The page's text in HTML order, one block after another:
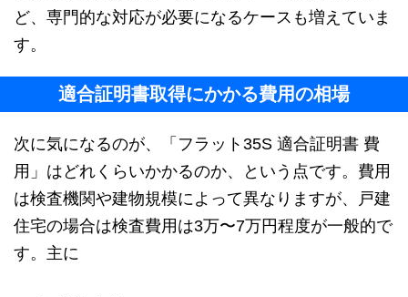
ど、専門的な対応が必要になるケースも増えていま
す。
適合証明書取得にかかる費用の相場
次に気になるのが、「フラット35S 適合証明書 費
用」はどれくらいかかるのか、という点です。費用
は検査機関や建物規模によって異なりますが、戸建
住宅の場合は検査費用は3万〜7万円程度が一般的で
す。主に